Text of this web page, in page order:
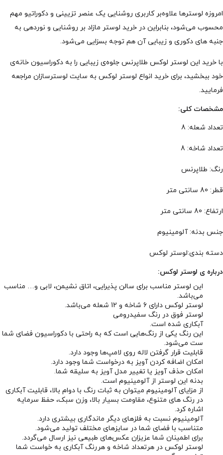
امروزه لوسترها علاوه‌بر کاربری روشنایی یک عنصر تزیینی و دکوراتیو مهم
محسوب می‌شود، بنابراین در خرید لوستر مازاد بر روشنایی و نوردهی به
جنبه های دکوری و زیبایی آن هم توجه بسزایی می‌شود.
با خرید این لوستر لوکس طلاپرنس جلوه‌ی زیبایی را به دکوراسیون خانه‌ی
خود ببخشید، برای خرید انواع لوستر لوکس به سایت لوسترسازان مراجعه
فرمایید.
مشخصات کلی:
تعداد شعله: 8
تعداد شاخه: 8
رنگ: طلاپرنس
قطر: 80 سانتی متر
ارتفاع: 80 سانتی متر
جنس بدنه: آلومینیوم
دسته بندی:لوستر لوکس
درباره ی لوستر لوکس:
این لوستر مناسب برای سالن پذیرایی، اتاق نشیمن، لابی و… مناسب
می‌باشد.
لوستر لوکس دارای 6 شاخه و 12 شعله می‌باشد.
لوستر فوق در رنگ سفیدرومی
آبکاری شده است.
این رنگ یکی از رنگ‌هایی است که به راحتی با دکوراسیون فضای شما
ست می‌شود.
قابلیت قرار گرفتن لاله روی لامپ‌ها وجود دارد.
امکان اضافه کردن آویز به درخواست شما وجود دارد.
امکان حذف آویز یا تغییر مدل آویز به سلیقه شما.
بدنه این لوستر از آلومینیوم است.
از مزایای آلومینیوم میتوان به ثبات رنگ با دوام بالا، قابلیت آبکاری
در رنگ های متنوع، مقاومت بسیار بالا، وزن سبک، حفظ سرمایه
اشاره کرد.
آلومینیوم نسبت به فلزهای دیگر ماندگاری بیشتری دارد.
متناسب با فضای شما در سایزهای مختلف تولید می‌شود.
برای اطمینان شما عزیزان عکس‌های طبیعی نیز ارسال می‌گردد.
لوستر لوکس در هرتعداد شاخه و هررنگ آبکاری به خواست شما